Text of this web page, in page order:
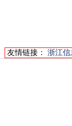
友情链接： 浙江信